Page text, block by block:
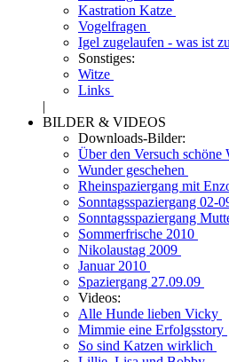
Kastration Katze
Vogelfragen
Igel zugelaufen - was ist
Sonstiges:
Witze
Links
|
BILDER & VIDEOS
Downloads-Bilder:
Über den Versuch schöne
Wunder geschehen
Rheinspaziergang mit
Sonntagsspaziergang 02-
Sonntagsspaziergang
Sommerfrische 2010
Nikolaustag 2009
Januar 2010
Spaziergang 27.09.09
Videos:
Alle Hunde lieben Vicky
Mimmie eine Erfolgsstory
So sind Katzen wirklich